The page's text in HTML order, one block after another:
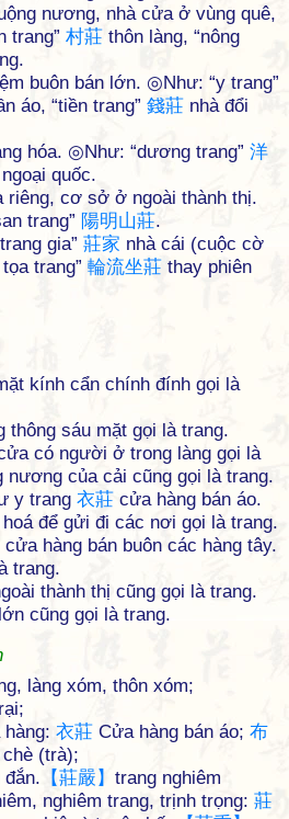
nương, nhà cửa ở vùng quê,
trang” 村莊 thôn làng, “nông
buôn bán lớn. ◎Như: “y trang”
áo, “tiền trang” 錢莊 nhà đổi
hóa. ◎Như: “dương trang” 洋
quốc.
riêng, cơ sở ở ngoài thành thị.
trang” 陽明山莊.
gia” 莊家 nhà cái (cuộc cờ
trang” 輪流坐莊 thay phiên
kính cẩn chính đính gọi là
sáu mặt gọi là trang.
có người ở trong làng gọi là
nương của cải cũng gọi là trang.
y trang 衣莊 cửa hàng bán áo.
để gửi đi các nơi gọi là trang.
cửa hàng bán buôn các hàng tây.
trang.
thành thị cũng gọi là trang.
cũng gọi là trang.
làng xóm, thôn xóm;
衣莊 Cửa hàng bán áo; 布
chè (trà);
【莊嚴 】 trang nghiêm
nghiêm trang, trịnh trọng: 莊